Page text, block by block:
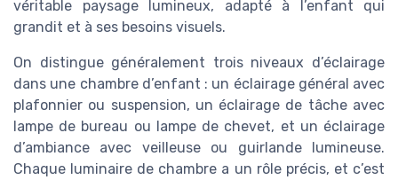
véritable paysage lumineux, adapté à l’enfant qui
grandit et à ses besoins visuels.
On distingue généralement trois niveaux d’éclairage
dans une chambre d’enfant : un éclairage général avec
plafonnier ou suspension, un éclairage de tâche avec
lampe de bureau ou lampe de chevet, et un éclairage
d’ambiance avec veilleuse ou guirlande lumineuse.
Chaque luminaire de chambre a un rôle précis, et c’est